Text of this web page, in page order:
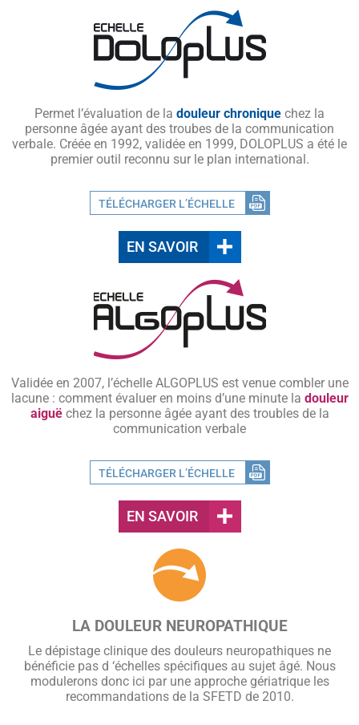
Permet l’évaluation de la douleur chronique chez la
personne âgée ayant des troubes de la communication
verbale. Créée en 1992, validée en 1999, DOLOPLUS a été le
premier outil reconnu sur le plan international.
TÉLÉCHARGER L’ÉCHELLE
EN SAVOIR
Validée en 2007, l’échelle ALGOPLUS est venue combler une
lacune : comment évaluer en moins d’une minute la douleur
aiguëchez la personne âgée ayant des troubles de la
communication verbale
TÉLÉCHARGER L’ÉCHELLE
EN SAVOIR
LA DOULEUR NEUROPATHIQUE
Le dépistage clinique des douleurs neuropathiques ne
bénéficie pas d ‘échelles spécifiques au sujet âgé. Nous
modulerons donc ici par une approche gériatrique les
recommandations de la SFETD de 2010.